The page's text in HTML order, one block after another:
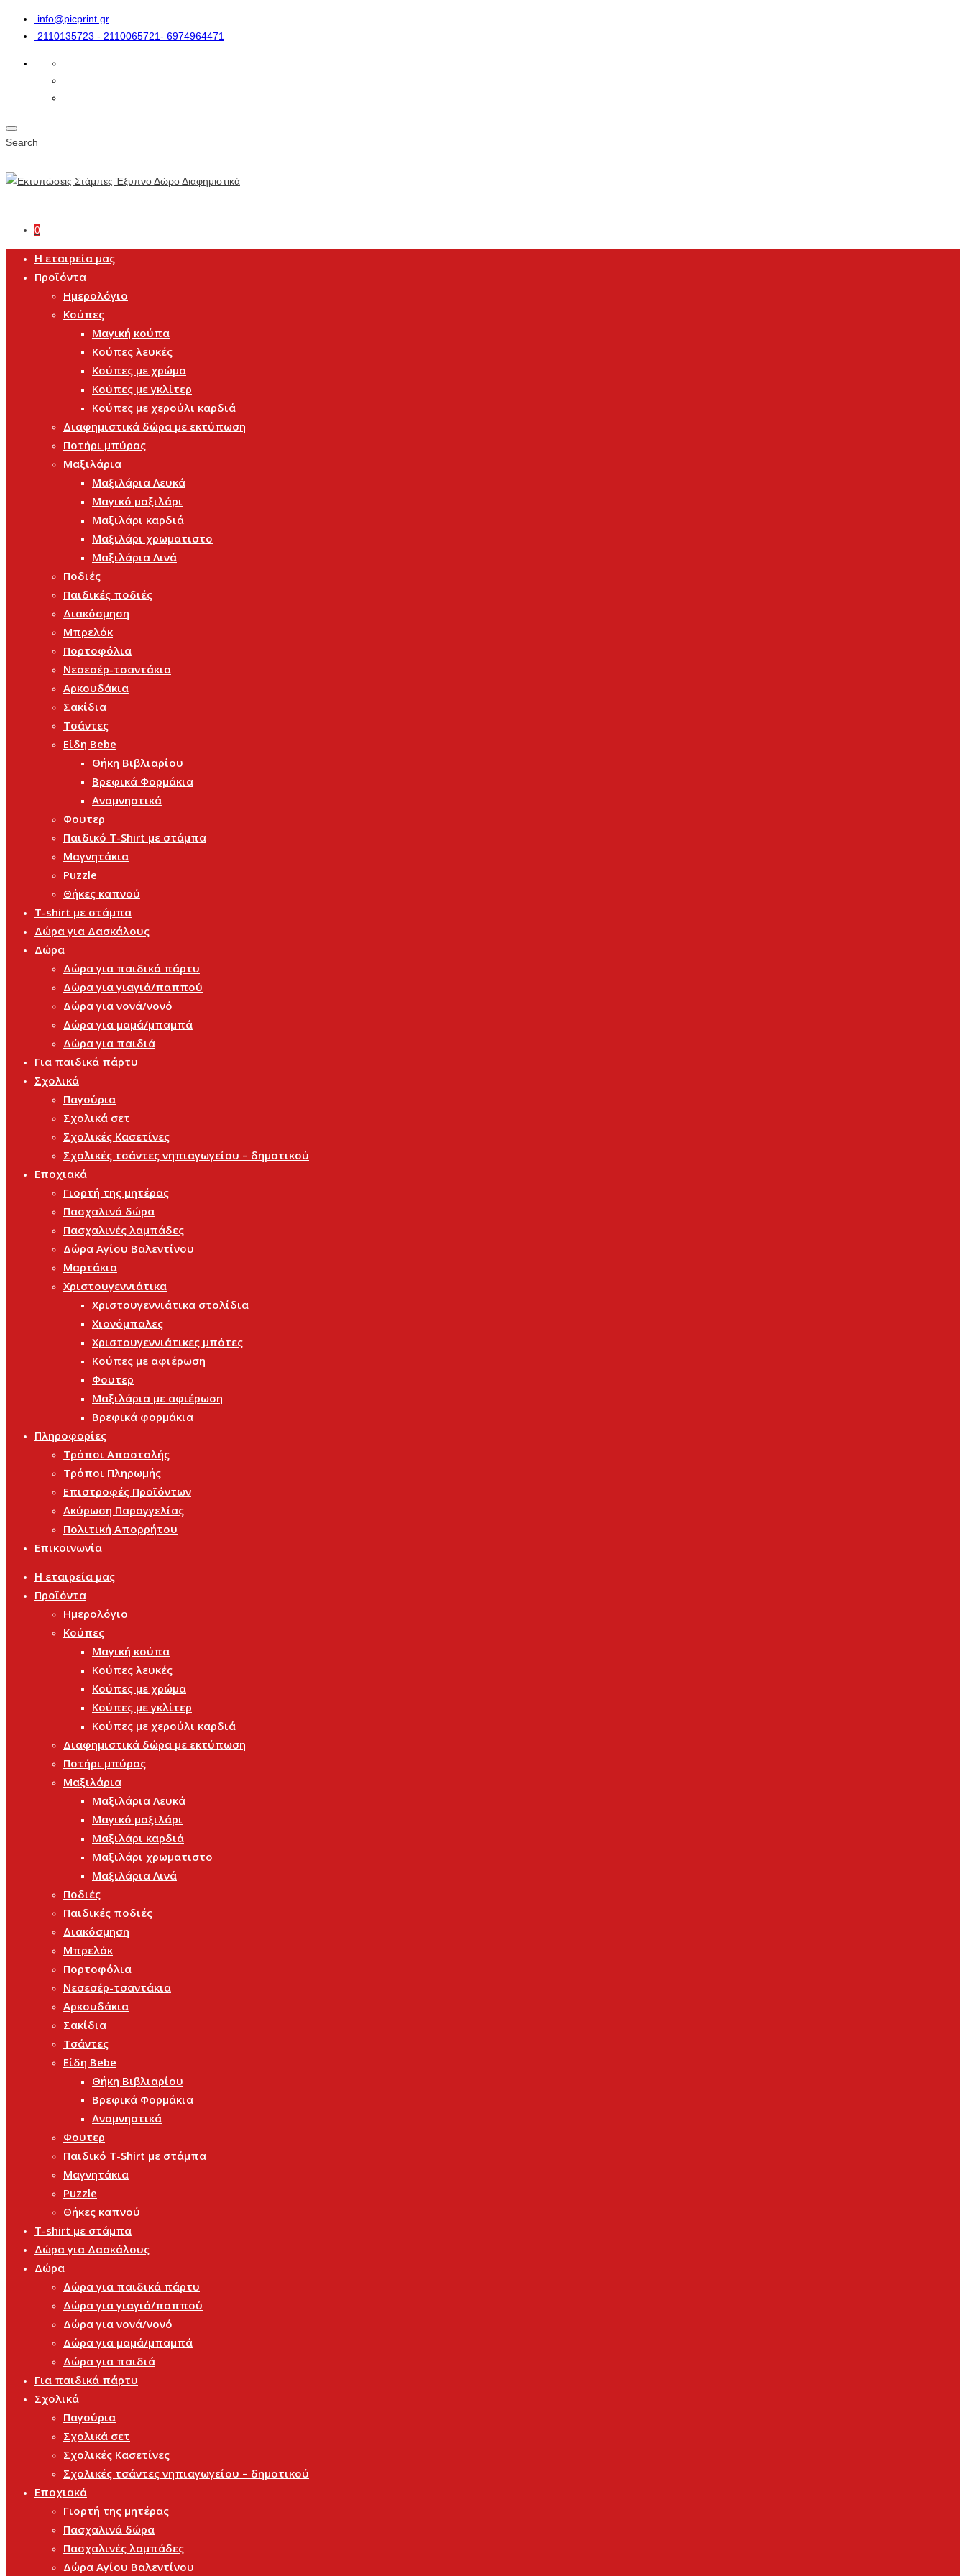
info@picprint.gr
2110135723 - 2110065721- 6974964471
Search
0
Η εταιρεία μας
Προϊόντα
Ημερολόγιο
Κούπες
Μαγική κούπα
Κούπες λευκές
Κούπες με χρώμα
Κούπες με γκλίτερ
Κούπες με χερούλι καρδιά
Διαφημιστικά δώρα με εκτύπωση
Ποτήρι μπύρας
Μαξιλάρια
Μαξιλάρια Λευκά
Μαγικό μαξιλάρι
Μαξιλάρι καρδιά
Μαξιλάρι χρωματιστο
Μαξιλάρια Λινά
Ποδιές
Παιδικές ποδιές
Διακόσμηση
Μπρελόκ
Πορτοφόλια
Νεσεσέρ-τσαντάκια
Αρκουδάκια
Σακίδια
Τσάντες
Είδη Bebe
Θήκη Βιβλιαρίου
Βρεφικά Φορμάκια
Αναμνηστικά
Φουτερ
Παιδικό T-Shirt με στάμπα
Μαγνητάκια
Puzzle
Θήκες καπνού
T-shirt με στάμπα
Δώρα για Δασκάλους
Δώρα
Δώρα για παιδικά πάρτυ
Δώρα για γιαγιά/παππού
Δώρα για νονά/νονό
Δώρα για μαμά/μπαμπά
Δώρα για παιδιά
Για παιδικά πάρτυ
Σχολικά
Παγούρια
Σχολικά σετ
Σχολικές Κασετίνες
Σχολικές τσάντες νηπιαγωγείου – δημοτικού
Εποχιακά
Γιορτή της μητέρας
Πασχαλινά δώρα
Πασχαλινές λαμπάδες
Δώρα Αγίου Βαλεντίνου
Μαρτάκια
Χριστουγεννιάτικα
Χριστουγεννιάτικα στολίδια
Χιονόμπαλες
Χριστουγεννιάτικες μπότες
Κούπες με αφιέρωση
Φουτερ
Μαξιλάρια με αφιέρωση
Βρεφικά φορμάκια
Πληροφορίες
Τρόποι Αποστολής
Τρόποι Πληρωμής
Επιστροφές Προϊόντων
Ακύρωση Παραγγελίας
Πολιτική Απορρήτου
Επικοινωνία
Η εταιρεία μας
Προϊόντα
Ημερολόγιο
Κούπες
Μαγική κούπα
Κούπες λευκές
Κούπες με χρώμα
Κούπες με γκλίτερ
Κούπες με χερούλι καρδιά
Διαφημιστικά δώρα με εκτύπωση
Ποτήρι μπύρας
Μαξιλάρια
Μαξιλάρια Λευκά
Μαγικό μαξιλάρι
Μαξιλάρι καρδιά
Μαξιλάρι χρωματιστο
Μαξιλάρια Λινά
Ποδιές
Παιδικές ποδιές
Διακόσμηση
Μπρελόκ
Πορτοφόλια
Νεσεσέρ-τσαντάκια
Αρκουδάκια
Σακίδια
Τσάντες
Είδη Bebe
Θήκη Βιβλιαρίου
Βρεφικά Φορμάκια
Αναμνηστικά
Φουτερ
Παιδικό T-Shirt με στάμπα
Μαγνητάκια
Puzzle
Θήκες καπνού
T-shirt με στάμπα
Δώρα για Δασκάλους
Δώρα
Δώρα για παιδικά πάρτυ
Δώρα για γιαγιά/παππού
Δώρα για νονά/νονό
Δώρα για μαμά/μπαμπά
Δώρα για παιδιά
Για παιδικά πάρτυ
Σχολικά
Παγούρια
Σχολικά σετ
Σχολικές Κασετίνες
Σχολικές τσάντες νηπιαγωγείου – δημοτικού
Εποχιακά
Γιορτή της μητέρας
Πασχαλινά δώρα
Πασχαλινές λαμπάδες
Δώρα Αγίου Βαλεντίνου